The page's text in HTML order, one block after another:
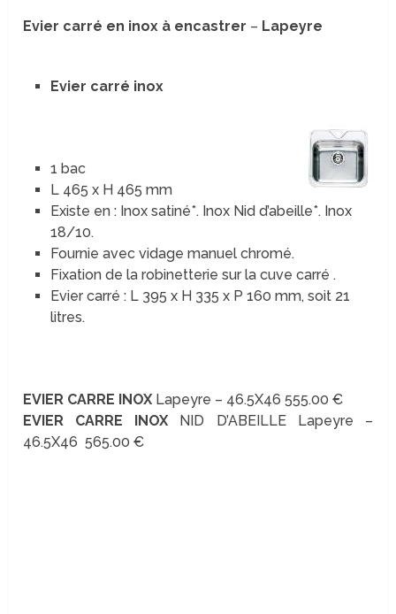
Evier carré en inox à encastrer – Lapeyre
Evier carré inox
1 bac
L 465 x H 465 mm
Existe en : Inox satiné*. Inox Nid d’abeille*. Inox
18/10.
Fournie avec vidage manuel chromé.
Fixation de la robinetterie sur la cuve carré .
Evier carré : L 395 x H 335 x P 160 mm, soit 21
litres.
EVIER CARRE INOX Lapeyre – 46.5X46 555.00 €
EVIER CARRE INOX NID D’ABEILLE Lapeyre –
46.5X46 565.00 €